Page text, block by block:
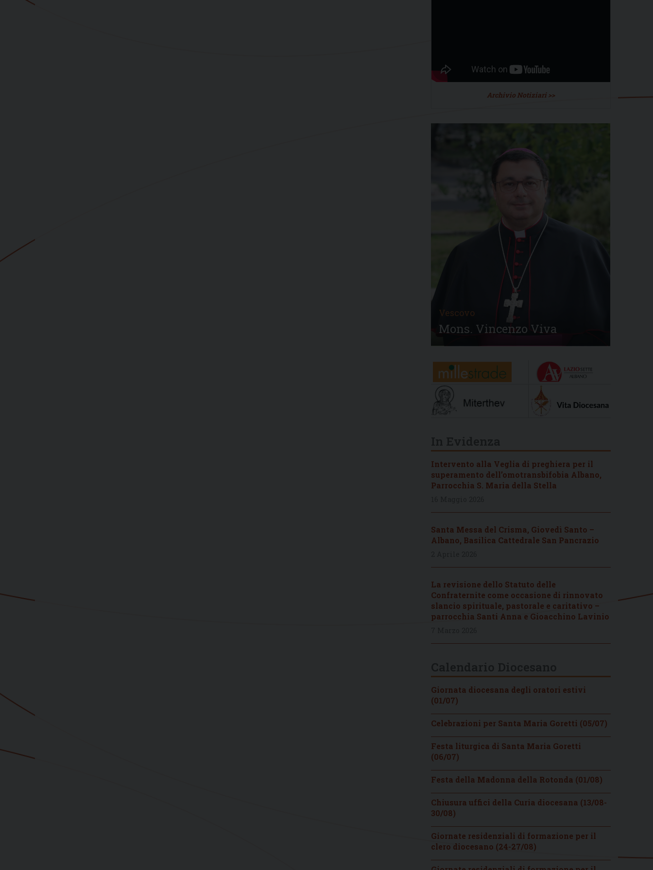
Archivio Notiziari >>
Vescovo
Mons. Vincenzo Viva
Intervento alla Veglia di preghiera per il
superamento dell’omotransbifobia Albano,
Parrocchia S. Maria della Stella
Santa Messa del Crisma, Giovedì Santo –
Albano, Basilica Cattedrale San Pancrazio
La revisione dello Statuto delle
Confraternite come occasione di rinnovato
slancio spirituale, pastorale e caritativo –
parrocchia Santi Anna e Gioacchino Lavinio
Giornata diocesana degli oratori estivi
(01/07)
Celebrazioni per Santa Maria Goretti (05/07)
Festa liturgica di Santa Maria Goretti
(06/07)
Festa della Madonna della Rotonda (01/08)
Chiusura uffici della Curia diocesana (13/08-
30/08)
Giornate residenziali di formazione per il
clero diocesano (24-27/08)